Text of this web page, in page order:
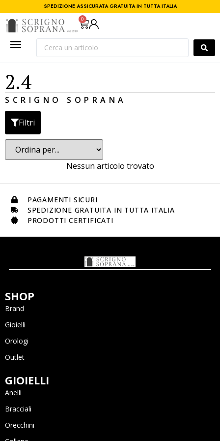
SPEDIZIONE ASSICURATA GRATUITA IN TUTTA ITALIA
0
2.4
SCRIGNO SOPRANA
Filtri
Nessun articolo trovato
PAGAMENTI SICURI
SPEDIZIONE GRATUITA IN TUTTA ITALIA
PRODOTTI CERTIFICATI
SHOP
Brand
Gioielli
Orologi
Outlet
GIOIELLI
Anelli
Bracciali
Orecchini